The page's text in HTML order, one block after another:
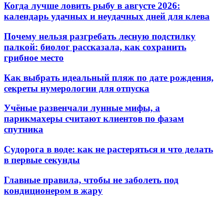
Когда лучше ловить рыбу в августе 2026:
календарь удачных и неудачных дней для клева
Почему нельзя разгребать лесную подстилку
палкой: биолог рассказала, как сохранить
грибное место
Как выбрать идеальный пляж по дате рождения,
секреты нумерологии для отпуска
Учёные развенчали лунные мифы, а
парикмахеры считают клиентов по фазам
спутника
Судорога в воде: как не растеряться и что делать
в первые секунды
Главные правила, чтобы не заболеть под
кондиционером в жару